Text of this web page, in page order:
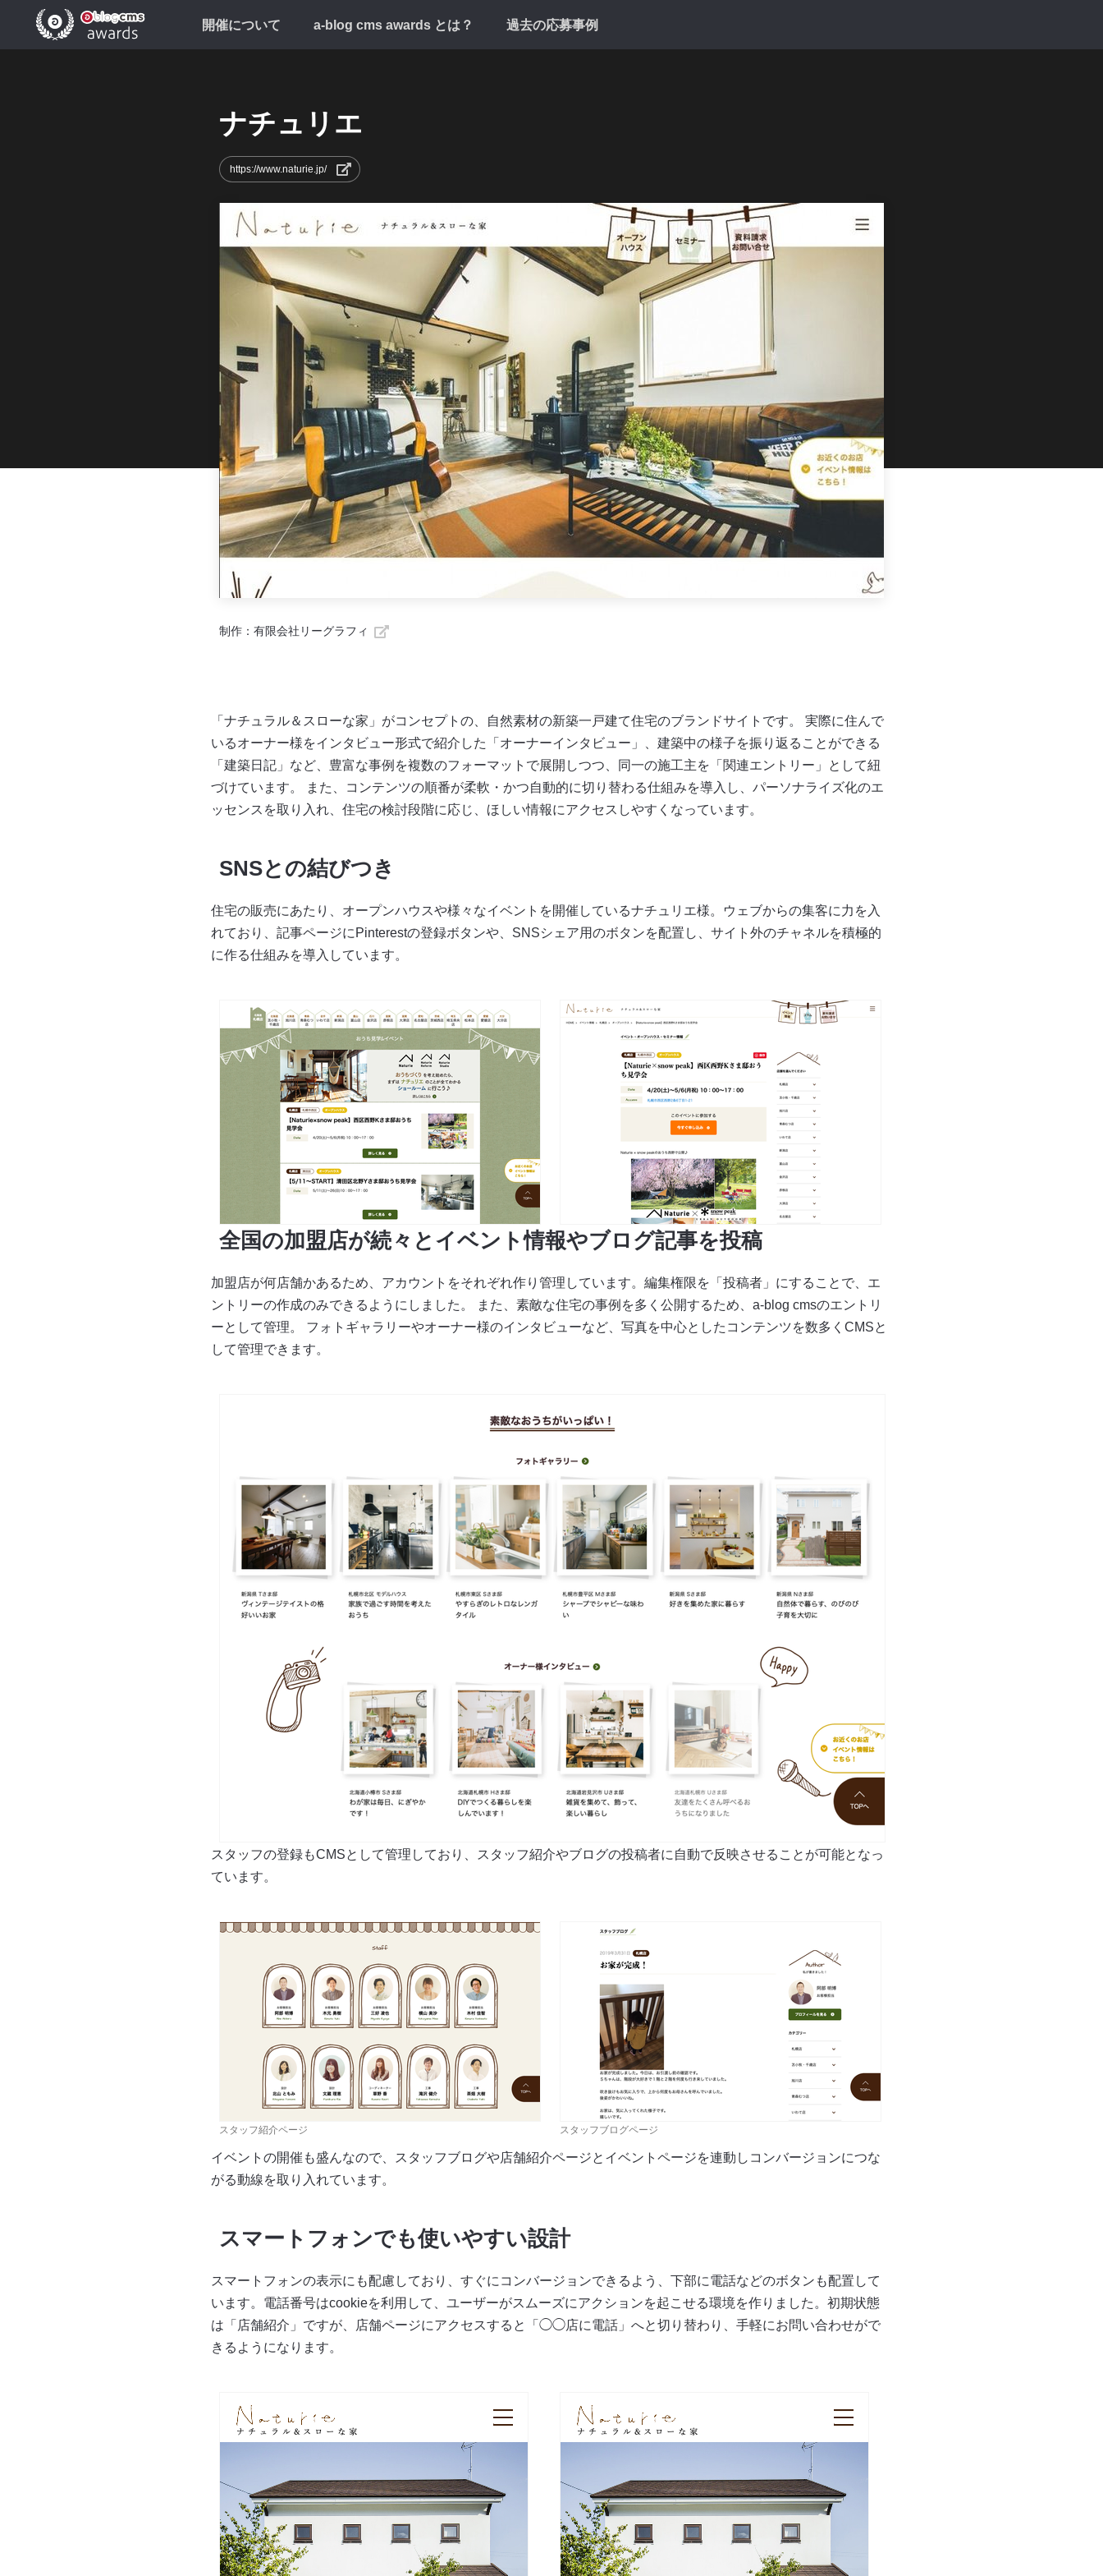
開催について a-blog cms awards とは？ 過去の応募事例
ナチュリエ
https://www.naturie.jp/
制作： 有限会社リーグラフィ
「ナチュラル＆スローな家」がコンセプトの、自然素材の新築一戸建て住宅のブランドサイトです。 実際に住んで
いるオーナー様をインタビュー形式で紹介した「オーナーインタビュー」、建築中の様子を振り返ることができる
「建築日記」など、豊富な事例を複数のフォーマットで展開しつつ、同一の施工主を「関連エントリー」として紐
づけています。 また、コンテンツの順番が柔軟・かつ自動的に切り替わる仕組みを導入し、パーソナライズ化のエ
ッセンスを取り入れ、住宅の検討段階に応じ、ほしい情報にアクセスしやすくなっています。
SNSとの結びつき
住宅の販売にあたり、オープンハウスや様々なイベントを開催しているナチュリエ様。ウェブからの集客に力を入
れており、記事ページにPinterestの登録ボタンや、SNSシェア用のボタンを配置し、サイト外のチャネルを積極的
に作る仕組みを導入しています。
全国の加盟店が続々とイベント情報やブログ記事を投稿
加盟店が何店舗かあるため、アカウントをそれぞれ作り管理しています。編集権限を「投稿者」にすることで、エ
ントリーの作成のみできるようにしました。 また、素敵な住宅の事例を多く公開するため、a-blog cmsのエントリ
ーとして管理。 フォトギャラリーやオーナー様のインタビューなど、写真を中心としたコンテンツを数多くCMSと
して管理できます。
スタッフの登録もCMSとして管理しており、スタッフ紹介やブログの投稿者に自動で反映させることが可能となっ
ています。
スタッフ紹介ページ スタッフブログページ
イベントの開催も盛んなので、スタッフブログや店舗紹介ページとイベントページを連動しコンバージョンにつな
がる動線を取り入れています。
スマートフォンでも使いやすい設計
スマートフォンの表示にも配慮しており、すぐにコンバージョンできるよう、下部に電話などのボタンも配置して
います。電話番号はcookieを利用して、ユーザーがスムーズにアクションを起こせる環境を作りました。初期状態
は「店舗紹介」ですが、店舗ページにアクセスすると「◯◯店に電話」へと切り替わり、手軽にお問い合わせがで
きるようになります。